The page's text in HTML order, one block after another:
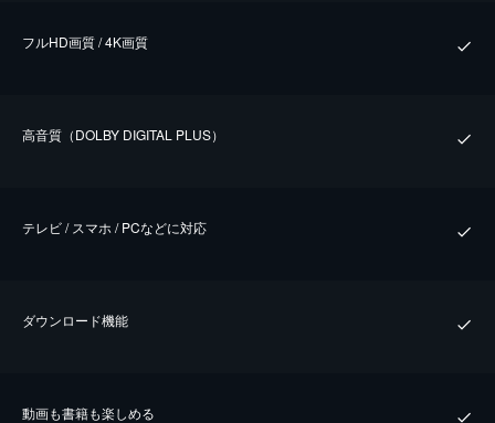
フルHD画質 / 4K画質
⾼⾳質（DOLBY DIGITAL PLUS）
テレビ / スマホ / PCなどに対応
ダウンロード機能
動画も書籍も楽しめる